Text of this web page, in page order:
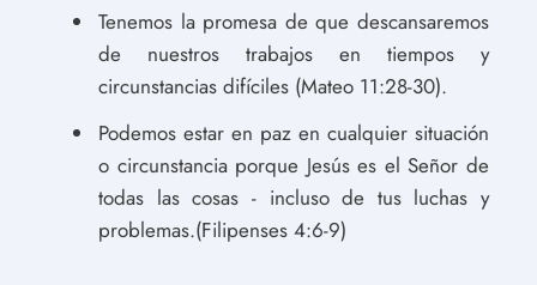
Tenemos la promesa de que descansaremos
de nuestros trabajos en tiempos y
circunstancias difíciles (Mateo 11:28-30).
Podemos estar en paz en cualquier situación
o circunstancia porque Jesús es el Señor de
todas las cosas - incluso de tus luchas y
problemas.(Filipenses 4:6-9)